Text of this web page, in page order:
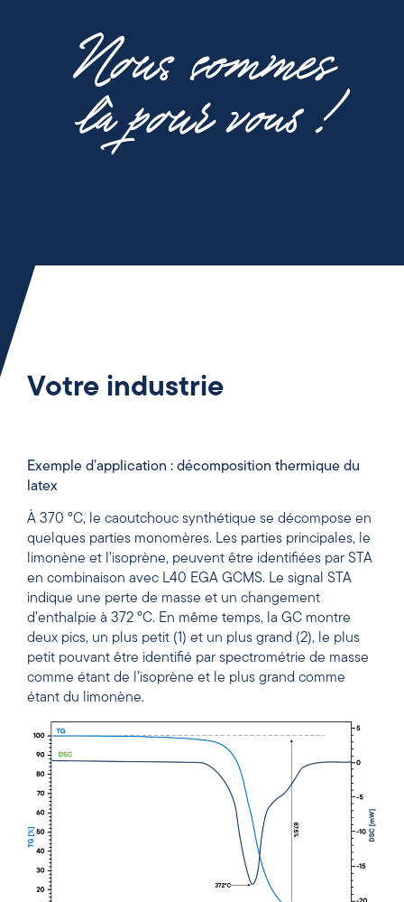
Nous sommes
là pour vous !
Votre industrie
Exemple d’application : décomposition thermique du
latex
À 370 °C, le caoutchouc synthétique se décompose en
quelques parties monomères. Les parties principales, le
limonène et l’isoprène, peuvent être identifiées par STA
en combinaison avec L40 EGA GCMS. Le signal STA
indique une perte de masse et un changement
d’enthalpie à 372 °C. En même temps, la GC montre
deux pics, un plus petit (1) et un plus grand (2), le plus
petit pouvant être identifié par spectrométrie de masse
comme étant de l’isoprène et le plus grand comme
étant du limonène.